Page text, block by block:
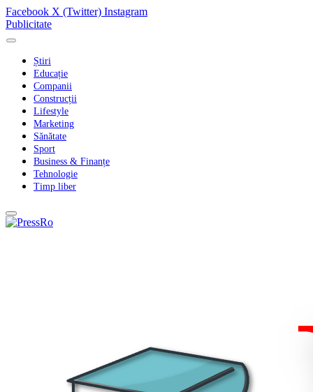
Facebook X (Twitter) Instagram
Publicitate
Știri
Educație
Companii
Construcții
Lifestyle
Marketing
Sănătate
Sport
Business & Finanțe
Tehnologie
Timp liber